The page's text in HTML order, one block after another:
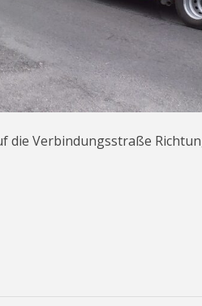
die Verbindungsstraße